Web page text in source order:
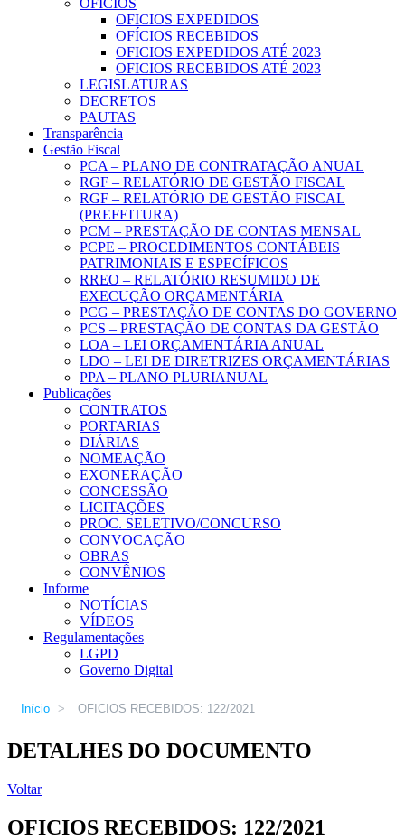
OFICIOS
OFICIOS EXPEDIDOS
OFÍCIOS RECEBIDOS
OFICIOS EXPEDIDOS ATÉ 2023
OFICIOS RECEBIDOS ATÉ 2023
LEGISLATURAS
DECRETOS
PAUTAS
Transparência
Gestão Fiscal
PCA – PLANO DE CONTRATAÇÃO ANUAL
RGF – RELATÓRIO DE GESTÃO FISCAL
RGF – RELATÓRIO DE GESTÃO FISCAL
(PREFEITURA)
PCM – PRESTAÇÃO DE CONTAS MENSAL
PCPE – PROCEDIMENTOS CONTÁBEIS
PATRIMONIAIS E ESPECÍFICOS
RREO – RELATÓRIO RESUMIDO DE
EXECUÇÃO ORÇAMENTÁRIA
PCG – PRESTAÇÃO DE CONTAS DO GOVERNO
PCS – PRESTAÇÃO DE CONTAS DA GESTÃO
LOA – LEI ORÇAMENTÁRIA ANUAL
LDO – LEI DE DIRETRIZES ORÇAMENTÁRIAS
PPA – PLANO PLURIANUAL
Publicações
CONTRATOS
PORTARIAS
DIÁRIAS
NOMEAÇÃO
EXONERAÇÃO
CONCESSÃO
LICITAÇÕES
PROC. SELETIVO/CONCURSO
CONVOCAÇÃO
OBRAS
CONVÊNIOS
Informe
NOTÍCIAS
VÍDEOS
Regulamentações
LGPD
Governo Digital
Início > OFICIOS RECEBIDOS: 122/2021
DETALHES DO DOCUMENTO
Voltar
OFICIOS RECEBIDOS: 122/2021